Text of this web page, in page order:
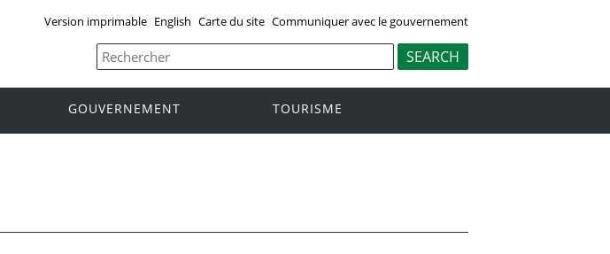
Version imprimable English Carte du site Communiquer avec le gouvernement
GOUVERNEMENT TOURISME